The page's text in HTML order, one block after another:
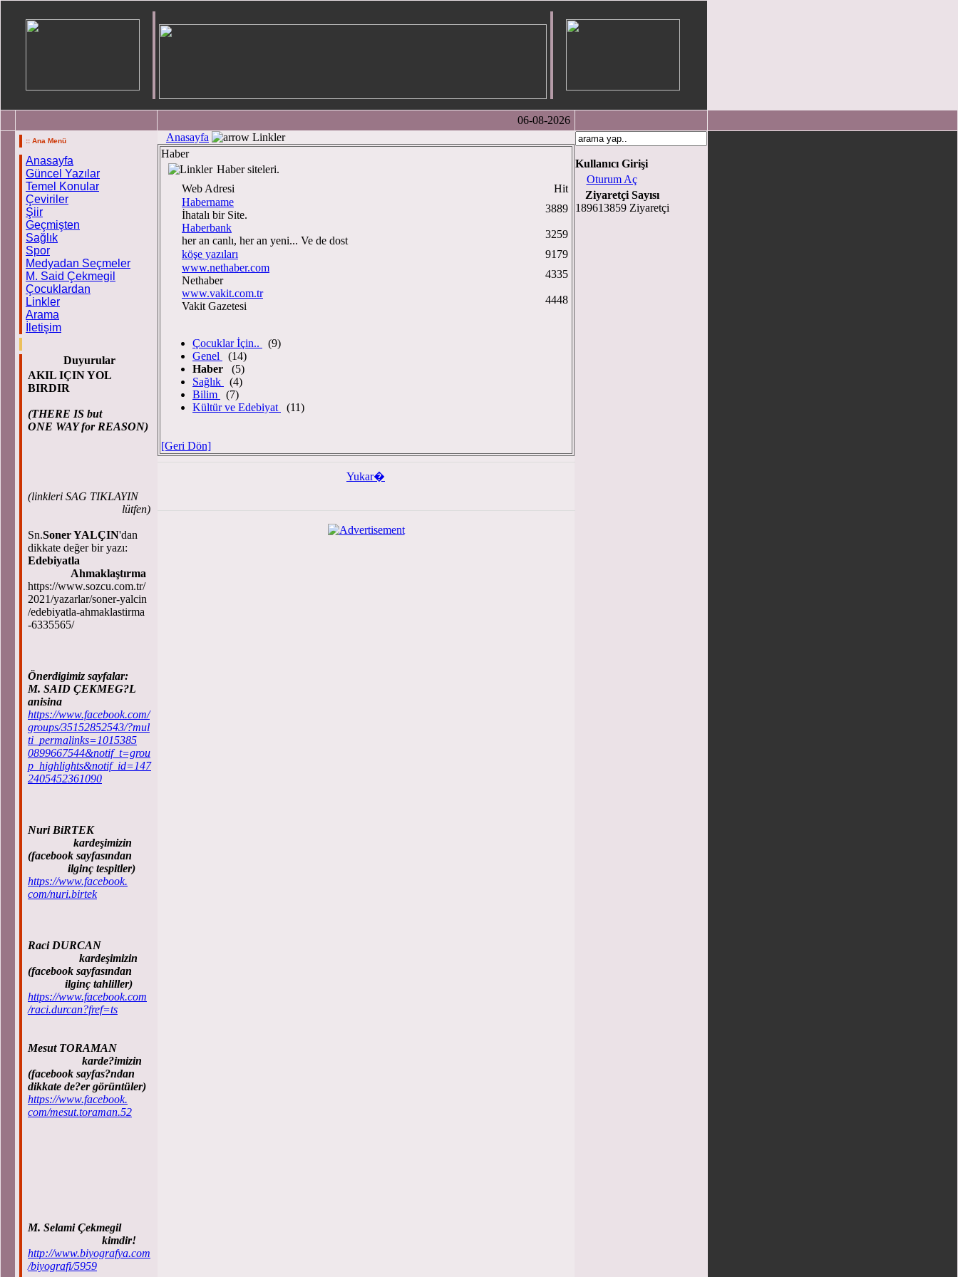
06-08-2026
:: Ana Menü
Anasayfa
Güncel Yazılar
Temel Konular
Çeviriler
Şiir
Geçmişten
Sağlık
Spor
Medyadan Seçmeler
M. Said Çekmegil
Çocuklardan
Linkler
Arama
İletişim
Duyurular
AKIL IÇIN YOL
BIRDIR
(THERE IS but
ONE WAY for REASON)
(linkleri SAG TIKLAYIN
lütfen)
Sn.Soner YALÇIN'dan
dikkate değer bir yazı:
Edebiyatla
Ahmaklaştırma
https://www.sozcu.com.tr/
2021/yazarlar/soner-yalcin
/edebiyatla-ahmaklastirma
-6335565/
Önerdigimiz sayfalar:
M. SAID ÇEKMEG?L
anisina
https://www.facebook.com/
groups/35152852543/?mul
ti_permalinks=1015385
0899667544&notif_t=grou
p_highlights&notif_id=147
2405452361090
Nuri BiRTEK
kardeşimizin
(facebook sayfasından
ilginç tespitler)
https://www.facebook.
com/nuri.birtek
Raci DURCAN
kardeşimizin
(facebook sayfasından
ilginç tahliller)
https://www.facebook.com
/raci.durcan?fref=ts
Mesut TORAMAN
karde?imizin
(facebook sayfas?ndan
dikkate de?er görüntüler)
https://www.facebook.
com/mesut.toraman.52
M. Selami Çekmegil
kimdir!
http://www.biyografya.com
/biyografi/5959
Anasayfa
Linkler
Haber
Haber siteleri.
Web Adresi
Hit
Habername
İhatalı bir Site.
3889
Haberbank
her an canlı, her an yeni... Ve de dost
3259
köşe yazıları
9179
www.nethaber.com
Nethaber
4335
www.vakit.com.tr
Vakit Gazetesi
4448
Çocuklar İçin..
(9)
Genel
(14)
Haber
(5)
Sağlık
(4)
Bilim
(7)
Kültür ve Edebiyat
(11)
[Geri Dön]
Yukar�
Kullanıcı Girişi
Oturum Aç
Ziyaretçi Sayısı
189613859 Ziyaretçi